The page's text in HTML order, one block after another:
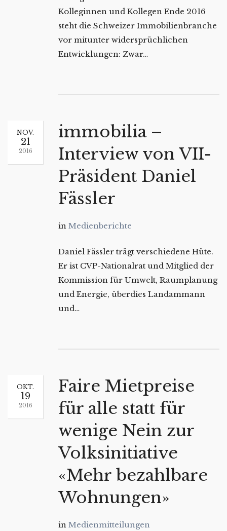
Kolleginnen und Kollegen Ende 2016
steht die Schweizer Immobilienbranche
vor mitunter widersprüchlichen
Entwicklungen: Zwar…
NOV.
21
2016
immobilia –
Interview von VII-
Präsident Daniel
Fässler
in Medienberichte
Daniel Fässler trägt verschiedene Hüte.
Er ist CVP-Nationalrat und Mitglied der
Kommission für Umwelt, Raumplanung
und Energie, überdies Landammann
und…
OKT.
19
2016
Faire Mietpreise
für alle statt für
wenige Nein zur
Volksinitiative
«Mehr bezahlbare
Wohnungen»
in Medienmitteilungen